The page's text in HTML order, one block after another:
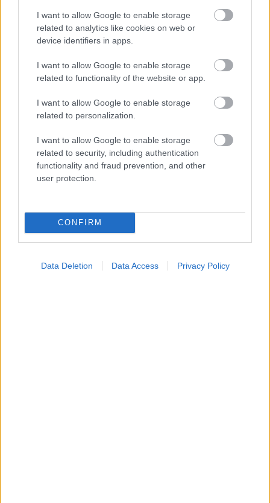
I want to allow Google to enable storage
related to analytics like cookies on web or
device identifiers in apps.
I want to allow Google to enable storage
related to functionality of the website or app.
I want to allow Google to enable storage
related to personalization.
I want to allow Google to enable storage
related to security, including authentication
functionality and fraud prevention, and other
user protection.
CONFIRM
Data Deletion Data Access Privacy Policy
Loading...
Προσθήκη Σχολίου
ΣΗΜΕΡΑ ΣΤΟ IATRONET.GR